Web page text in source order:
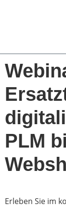
PLM
Erleben Sie im